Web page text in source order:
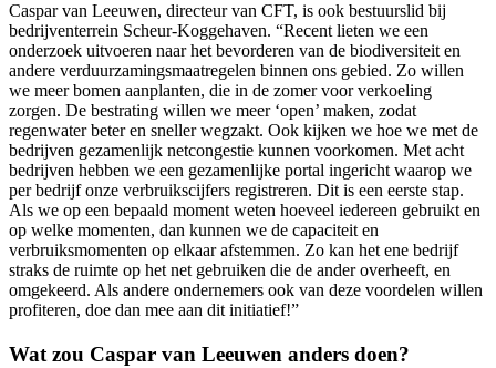
Caspar van Leeuwen, directeur van CFT, is ook bestuurslid bij
bedrijventerrein Scheur-Koggehaven. “Recent lieten we een
onderzoek uitvoeren naar het bevorderen van de biodiversiteit en
andere verduurzamingsmaatregelen binnen ons gebied. Zo willen
we meer bomen aanplanten, die in de zomer voor verkoeling
zorgen. De bestrating willen we meer ‘open’ maken, zodat
regenwater beter en sneller wegzakt. Ook kijken we hoe we met de
bedrijven gezamenlijk netcongestie kunnen voorkomen. Met acht
bedrijven hebben we een gezamenlijke portal ingericht waarop we
per bedrijf onze verbruikscijfers registreren. Dit is een eerste stap.
Als we op een bepaald moment weten hoeveel iedereen gebruikt en
op welke momenten, dan kunnen we de capaciteit en
verbruiksmomenten op elkaar afstemmen. Zo kan het ene bedrijf
straks de ruimte op het net gebruiken die de ander overheeft, en
omgekeerd. Als andere ondernemers ook van deze voordelen willen
profiteren, doe dan mee aan dit initiatief!”
Wat zou Caspar van Leeuwen anders doen?